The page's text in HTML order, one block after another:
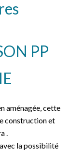
PP
aménagée, cette
construction et
.
la possibilité